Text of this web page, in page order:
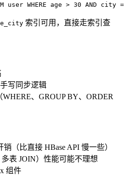
user WHERE age > 30 AND city =
索引可用，直接走索引查
写同步逻辑
、GROUP BY、ORDER
（比直接 HBase API 慢一些）
表 JOIN）性能可能不理想
组件